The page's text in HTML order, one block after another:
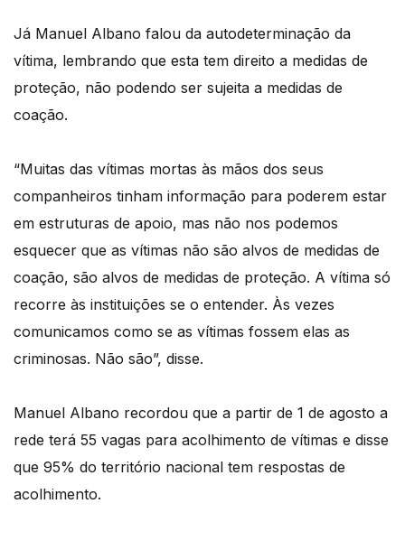
Já Manuel Albano falou da autodeterminação da
vítima, lembrando que esta tem direito a medidas de
proteção, não podendo ser sujeita a medidas de
coação.
“Muitas das vítimas mortas às mãos dos seus
companheiros tinham informação para poderem estar
em estruturas de apoio, mas não nos podemos
esquecer que as vítimas não são alvos de medidas de
coação, são alvos de medidas de proteção. A vítima só
recorre às instituições se o entender. Às vezes
comunicamos como se as vítimas fossem elas as
criminosas. Não são”, disse.
Manuel Albano recordou que a partir de 1 de agosto a
rede terá 55 vagas para acolhimento de vítimas e disse
que 95% do território nacional tem respostas de
acolhimento.